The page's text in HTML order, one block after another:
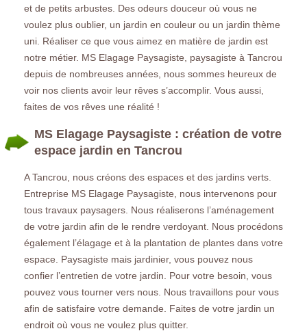
et de petits arbustes. Des odeurs douceur où vous ne
voulez plus oublier, un jardin en couleur ou un jardin thème
uni. Réaliser ce que vous aimez en matière de jardin est
notre métier. MS Elagage Paysagiste, paysagiste à Tancrou
depuis de nombreuses années, nous sommes heureux de
voir nos clients avoir leur rêves s’accomplir. Vous aussi,
faites de vos rêves une réalité !
MS Elagage Paysagiste : création de votre
espace jardin en Tancrou
A Tancrou, nous créons des espaces et des jardins verts.
Entreprise MS Elagage Paysagiste, nous intervenons pour
tous travaux paysagers. Nous réaliserons l’aménagement
de votre jardin afin de le rendre verdoyant. Nous procédons
également l’élagage et à la plantation de plantes dans votre
espace. Paysagiste mais jardinier, vous pouvez nous
confier l’entretien de votre jardin. Pour votre besoin, vous
pouvez vous tourner vers nous. Nous travaillons pour vous
afin de satisfaire votre demande. Faites de votre jardin un
endroit où vous ne voulez plus quitter.